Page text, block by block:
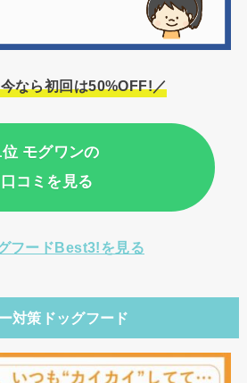
なら初回は50%OFF!／
位 モグワンの
口コミを見る
フードBest3!を見る
対策ドッグフード